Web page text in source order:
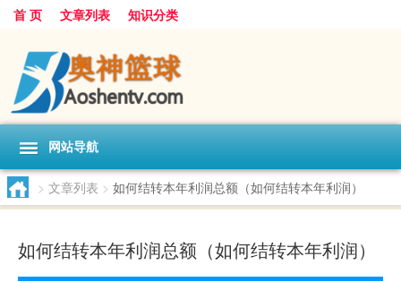
首 页 文章列表 知识分类
网站导航
> 文章列表 > 如何结转本年利润总额（如何结转本年利润）
如何结转本年利润总额（如何结转本年利润）